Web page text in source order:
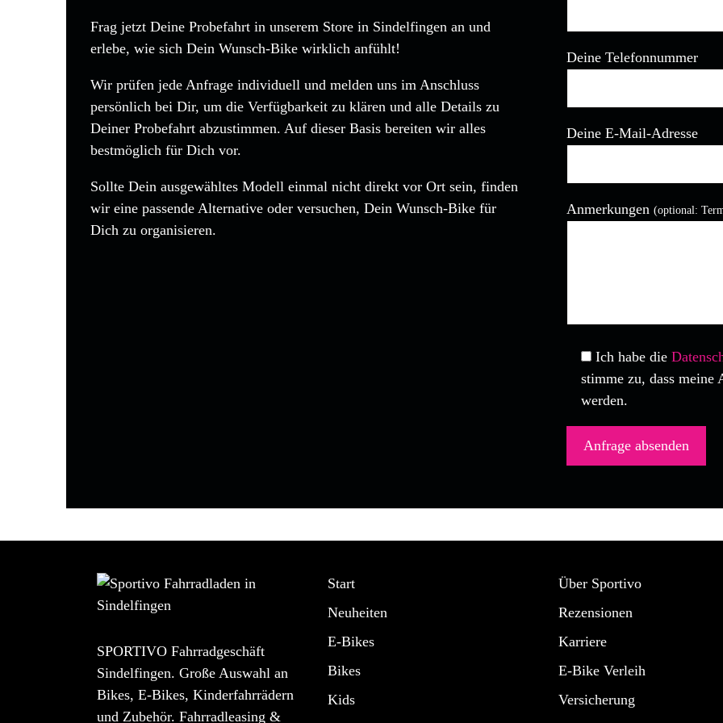
Frag jetzt Deine Probefahrt in unserem Store in Sindelfingen an und
erlebe, wie sich Dein Wunsch-Bike wirklich anfühlt!
Wir prüfen jede Anfrage individuell und melden uns im Anschluss
persönlich bei Dir, um die Verfügbarkeit zu klären und alle Details zu
Deiner Probefahrt abzustimmen. Auf dieser Basis bereiten wir alles
bestmöglich für Dich vor.
Sollte Dein ausgewähltes Modell einmal nicht direkt vor Ort sein, finden
wir eine passende Alternative oder versuchen, Dein Wunsch-Bike für
Dich zu organisieren.
Deine Telefonnummer
Deine E-Mail-Adresse
Bitte lasse dieses Feld leer.
Anmerkungen (optional:
Ich habe die
stimme zu, dass meine
werden.
SPORTIVO Fahrradgeschäft
Sindelfingen. Große Auswahl an
Bikes, E-Bikes, Kinderfahrrädern
und Zubehör. Fahrradleasing &
Start
Neuheiten
E-Bikes
Bikes
Kids
Über Sportivo
Rezensionen
Karriere
E-Bike Verleih
Versicherung